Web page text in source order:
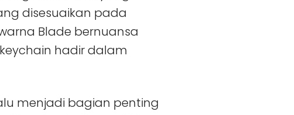
disesuaikan pada
Blade bernuansa
hadir dalam
menjadi bagian penting